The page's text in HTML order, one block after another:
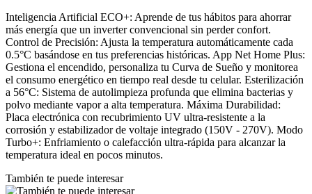
Inteligencia Artificial ECO+: Aprende de tus hábitos para ahorrar
más energía que un inverter convencional sin perder confort.
Control de Precisión: Ajusta la temperatura automáticamente cada
0.5°C basándose en tus preferencias históricas. App Net Home Plus:
Gestiona el encendido, personaliza tu Curva de Sueño y monitorea
el consumo energético en tiempo real desde tu celular. Esterilización
a 56°C: Sistema de autolimpieza profunda que elimina bacterias y
polvo mediante vapor a alta temperatura. Máxima Durabilidad:
Placa electrónica con recubrimiento UV ultra-resistente a la
corrosión y estabilizador de voltaje integrado (150V - 270V). Modo
Turbo+: Enfriamiento o calefacción ultra-rápida para alcanzar la
temperatura ideal en pocos minutos.
También te puede interesar